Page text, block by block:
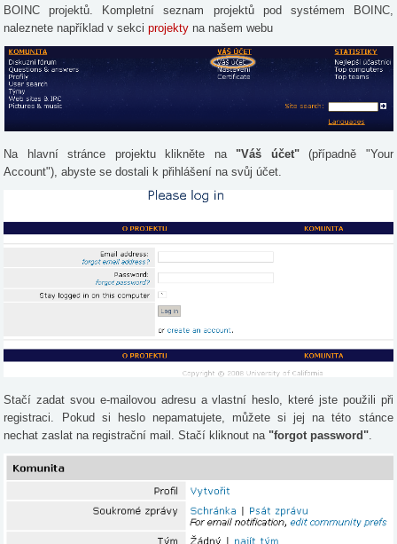
BOINC projektů. Kompletní seznam projektů pod systémem BOINC,
naleznete například v sekciprojekty na našem webu
Na hlavní stránce projektu klikněte na "Váš účet"(případně "Your
Account"), abyste se dostali k přihlášení na svůj účet.
Stačí zadat svou e-mailovou adresu a vlastní heslo, které jste použili při
registraci. Pokud si heslo nepamatujete, můžete si jej na této stánce
nechat zaslat na registrační mail. Stačí kliknout na "forgot password".